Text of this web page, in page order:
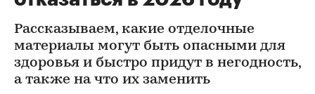
Рассказываем, какие отделочные
материалы могут быть опасными для
здоровья и быстро придут в негодность,
а также на что их заменить